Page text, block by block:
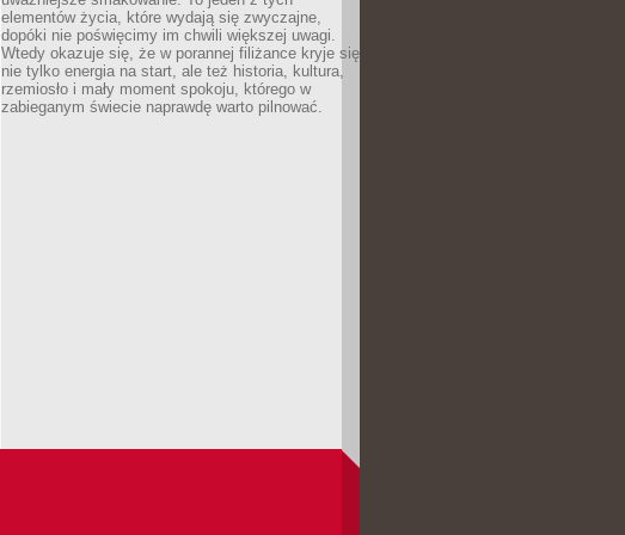
elementów życia, które wydają się zwyczajne,
dopóki nie poświęcimy im chwili większej uwagi.
Wtedy okazuje się, że w porannej filiżance kryje się
nie tylko energia na start, ale też historia, kultura,
rzemiosło i mały moment spokoju, którego w
zabieganym świecie naprawdę warto pilnować.